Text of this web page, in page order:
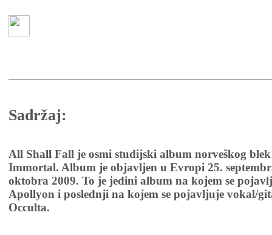
Sadržaj:
All Shall Fall je osmi studijski album norveškog
Immortal. Album je objavljen u Evropi 25.
oktobra 2009. To je jedini album na kojem se
Apollyon i poslednji na kojem se pojavljuje vokal/
Occulta.